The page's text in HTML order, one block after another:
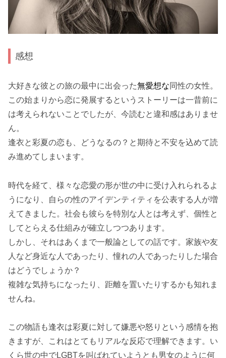
感想
大好きな彼との旅の最中に出会った無愛想な同性の女性。
この始まりから恋に発展するというストーリーは一昔前に
は考えられないことでしたが、今読むと違和感はありませ
ん。
逢衣と彩夏の恋も、どうなるの？と期待と不安を込めて読
み進めてしまいます。
時代を経て、様々な恋愛の形が世の中に受け入れられるよ
うになり、自らの性のアイデンティティを公表する人が増
えてきました。社会も彼らを特別な人とは考えず、個性と
してとらえる仕組みが確立しつつあります。
しかし、それはあくまで一般論としての話です。家族や友
人など身近な人であったり、憧れの人であったりした場合
はどうでしょうか？
複雑な気持ちになったり、距離を置いたりするかも知れま
せんね。
この物語も逢衣は彩夏に対して嫌悪や怒りという感情を抱
きますが、これはとてもリアルな反応で理解できます。い
くら世の中でLGBTを叫ばれていようとも男女のように何